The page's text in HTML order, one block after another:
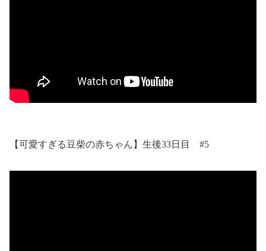
【可愛すぎる豆柴の赤ちゃん】生後33日目 #5